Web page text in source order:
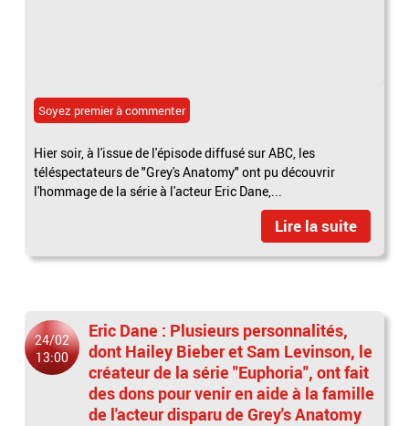
Soyez premier à commenter
Hier soir, à l'issue de l'épisode diffusé sur ABC, les
téléspectateurs de "Grey's Anatomy" ont pu découvrir
l'hommage de la série à l'acteur Eric Dane,...
Lire la suite
24/02
13:00
Eric Dane : Plusieurs personnalités,
dont Hailey Bieber et Sam Levinson, le
créateur de la série "Euphoria", ont fait
des dons pour venir en aide à la famille
de l'acteur disparu de Grey's Anatomy